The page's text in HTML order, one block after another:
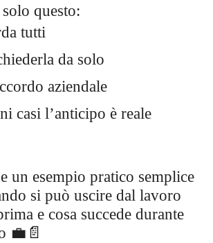
questo:
tutti
da solo
aziendale
casi l’anticipo è reale
un esempio pratico semplice
si può uscire dal lavoro
e cosa succede durante
💼📄